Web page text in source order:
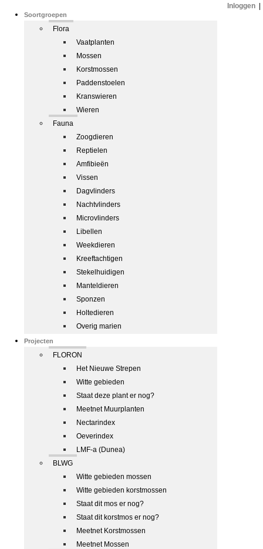
Soortgroepen
Flora
Vaatplanten
Mossen
Korstmossen
Paddenstoelen
Kranswieren
Wieren
Fauna
Zoogdieren
Reptielen
Amfibieën
Vissen
Dagvlinders
Nachtvlinders
Microvlinders
Libellen
Weekdieren
Kreeftachtigen
Stekelhuidigen
Manteldieren
Sponzen
Holtedieren
Overig marien
Projecten
FLORON
Het Nieuwe Strepen
Witte gebieden
Staat deze plant er nog?
Meetnet Muurplanten
Nectarindex
Oeverindex
LMF-a (Dunea)
BLWG
Witte gebieden mossen
Witte gebieden korstmossen
Staat dit mos er nog?
Staat dit korstmos er nog?
Meetnet Korstmossen
Meetnet Mossen
Inloggen